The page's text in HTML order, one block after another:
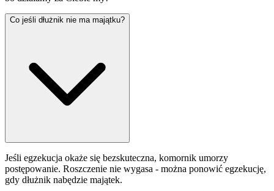
Co jeśli dłużnik nie ma majątku?
Jeśli egzekucja okaże się bezskuteczna, komornik umorzy
postępowanie. Roszczenie nie wygasa - można ponowić egzekucję,
gdy dłużnik nabędzie majątek.